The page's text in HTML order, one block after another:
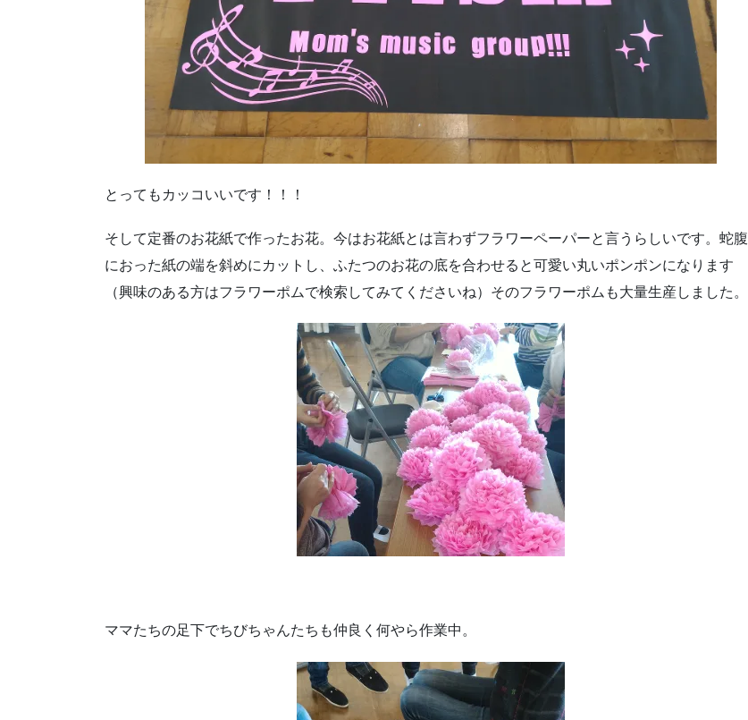
とってもカッコいいです！！！
そして定番のお花紙で作ったお花。今はお花紙とは言わずフラワーペーパーと言うらしいです。蛇腹
におった紙の端を斜めにカットし、ふたつのお花の底を合わせると可愛い丸いポンポンになります
（興味のある方はフラワーポムで検索してみてくださいね）そのフラワーポムも大量生産しました。
ママたちの足下でちびちゃんたちも仲良く何やら作業中。